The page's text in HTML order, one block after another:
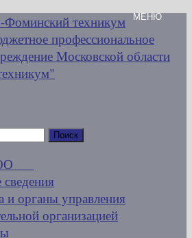
и органы управления
организацией